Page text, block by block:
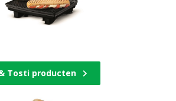
Tosti producten